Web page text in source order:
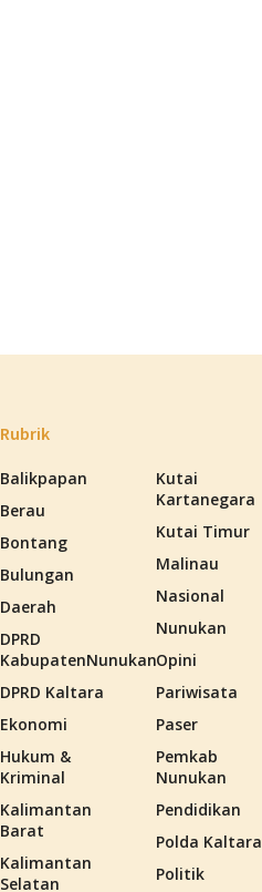
Rubrik
Balikpapan
Berau
Bontang
Bulungan
Daerah
DPRD
KabupatenNunukan
DPRD Kaltara
Ekonomi
Hukum &
Kriminal
Kalimantan
Barat
Kalimantan
Selatan
Kutai
Kartanegara
Kutai Timur
Malinau
Nasional
Nunukan
Opini
Pariwisata
Paser
Pemkab
Nunukan
Pendidikan
Polda Kaltara
Politik